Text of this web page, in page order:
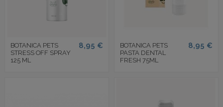
BOTANICA PETS
STRESS OFF SPRAY
125 ML
8,95 €
BOTANICA PETS
PASTA DENTAL
FRESH 75ML
8,95 €